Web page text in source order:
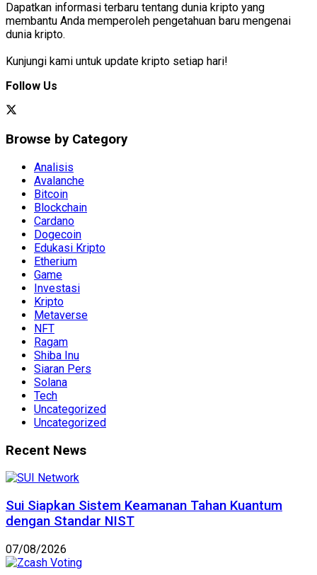
Dapatkan informasi terbaru tentang dunia kripto yang
membantu Anda memperoleh pengetahuan baru mengenai
dunia kripto.
Kunjungi kami untuk update kripto setiap hari!
Follow Us
Browse by Category
Analisis
Avalanche
Bitcoin
Blockchain
Cardano
Dogecoin
Edukasi Kripto
Etherium
Game
Investasi
Kripto
Metaverse
NFT
Ragam
Shiba Inu
Siaran Pers
Solana
Tech
Uncategorized
Uncategorized
Recent News
Sui Siapkan Sistem Keamanan Tahan Kuantum
dengan Standar NIST
07/08/2026